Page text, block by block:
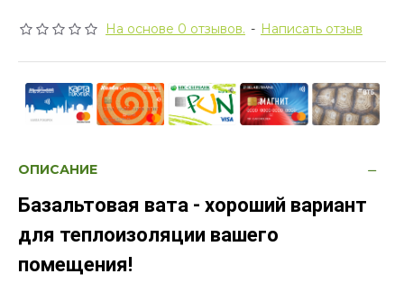
На основе 0 отзывов. - Написать отзыв
ОПИСАНИЕ
Базальтовая вата - хороший вариант
для теплоизоляции вашего
помещения!